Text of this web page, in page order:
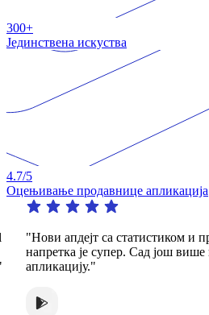
300+
Јединствена искуства
4.7/5
Оцењивање продавнице апликација
апдејт са статистиком и праћењем
је супер. Сад још више волим